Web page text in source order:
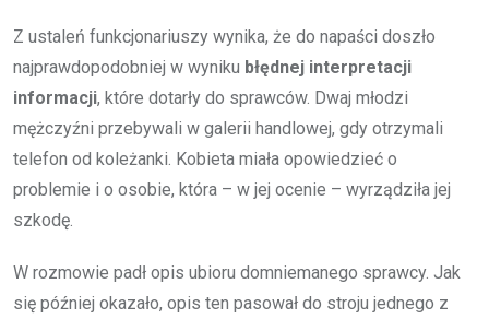
Z ustaleń funkcjonariuszy wynika, że do napaści doszło
najprawdopodobniej w wyniku błędnej interpretacji
informacji, które dotarły do sprawców. Dwaj młodzi
mężczyźni przebywali w galerii handlowej, gdy otrzymali
telefon od koleżanki. Kobieta miała opowiedzieć o
problemie i o osobie, która – w jej ocenie – wyrządziła jej
szkodę.
W rozmowie padł opis ubioru domniemanego sprawcy. Jak
się później okazało, opis ten pasował do stroju jednego z